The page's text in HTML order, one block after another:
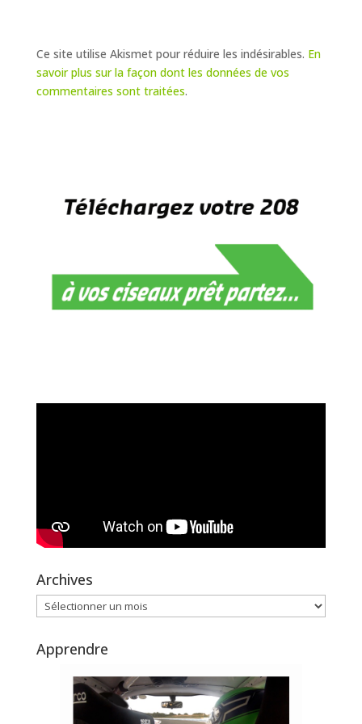
Ce site utilise Akismet pour réduire les indésirables. En
savoir plus sur la façon dont les données de vos
commentaires sont traitées.
Archives
Archives
Apprendre